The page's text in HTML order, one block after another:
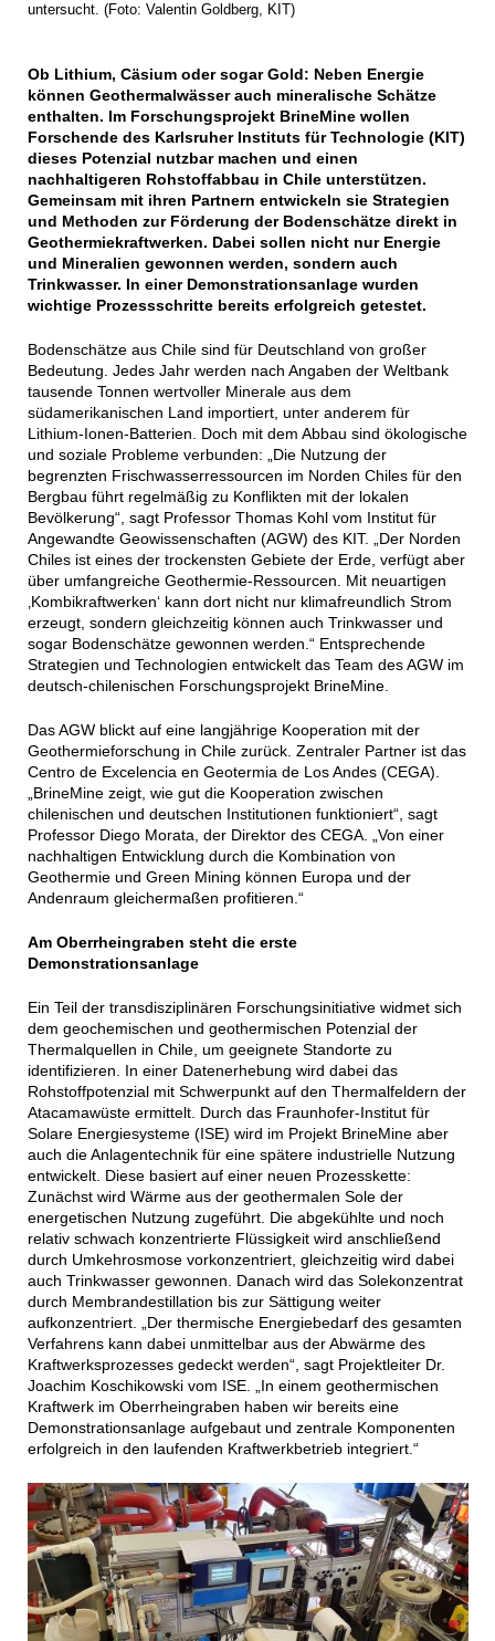
untersucht. (Foto: Valentin Goldberg, KIT)
Ob Lithium, Cäsium oder sogar Gold: Neben Energie
können Geothermalwässer auch mineralische Schätze
enthalten. Im Forschungsprojekt BrineMine wollen
Forschende des Karlsruher Instituts für Technologie (KIT)
dieses Potenzial nutzbar machen und einen
nachhaltigeren Rohstoffabbau in Chile unterstützen.
Gemeinsam mit ihren Partnern entwickeln sie Strategien
und Methoden zur Förderung der Bodenschätze direkt in
Geothermiekraftwerken. Dabei sollen nicht nur Energie
und Mineralien gewonnen werden, sondern auch
Trinkwasser. In einer Demonstrationsanlage wurden
wichtige Prozessschritte bereits erfolgreich getestet.
Bodenschätze aus Chile sind für Deutschland von großer
Bedeutung. Jedes Jahr werden nach Angaben der Weltbank
tausende Tonnen wertvoller Minerale aus dem
südamerikanischen Land importiert, unter anderem für
Lithium-Ionen-Batterien. Doch mit dem Abbau sind ökologische
und soziale Probleme verbunden: „Die Nutzung der
begrenzten Frischwasserressourcen im Norden Chiles für den
Bergbau führt regelmäßig zu Konflikten mit der lokalen
Bevölkerung“, sagt Professor Thomas Kohl vom Institut für
Angewandte Geowissenschaften (AGW) des KIT. „Der Norden
Chiles ist eines der trockensten Gebiete der Erde, verfügt aber
über umfangreiche Geothermie-Ressourcen. Mit neuartigen
‚Kombikraftwerken‘ kann dort nicht nur klimafreundlich Strom
erzeugt, sondern gleichzeitig können auch Trinkwasser und
sogar Bodenschätze gewonnen werden.“ Entsprechende
Strategien und Technologien entwickelt das Team des AGW im
deutsch-chilenischen Forschungsprojekt BrineMine.
Das AGW blickt auf eine langjährige Kooperation mit der
Geothermieforschung in Chile zurück. Zentraler Partner ist das
Centro de Excelencia en Geotermia de Los Andes (CEGA).
„BrineMine zeigt, wie gut die Kooperation zwischen
chilenischen und deutschen Institutionen funktioniert“, sagt
Professor Diego Morata, der Direktor des CEGA. „Von einer
nachhaltigen Entwicklung durch die Kombination von
Geothermie und Green Mining können Europa und der
Andenraum gleichermaßen profitieren.“
Am Oberrheingraben steht die erste
Demonstrationsanlage
Ein Teil der transdisziplinären Forschungsinitiative widmet sich
dem geochemischen und geothermischen Potenzial der
Thermalquellen in Chile, um geeignete Standorte zu
identifizieren. In einer Datenerhebung wird dabei das
Rohstoffpotenzial mit Schwerpunkt auf den Thermalfeldern der
Atacamawüste ermittelt. Durch das Fraunhofer-Institut für
Solare Energiesysteme (ISE) wird im Projekt BrineMine aber
auch die Anlagentechnik für eine spätere industrielle Nutzung
entwickelt. Diese basiert auf einer neuen Prozesskette:
Zunächst wird Wärme aus der geothermalen Sole der
energetischen Nutzung zugeführt. Die abgekühlte und noch
relativ schwach konzentrierte Flüssigkeit wird anschließend
durch Umkehrosmose vorkonzentriert, gleichzeitig wird dabei
auch Trinkwasser gewonnen. Danach wird das Solekonzentrat
durch Membrandestillation bis zur Sättigung weiter
aufkonzentriert. „Der thermische Energiebedarf des gesamten
Verfahrens kann dabei unmittelbar aus der Abwärme des
Kraftwerksprozesses gedeckt werden“, sagt Projektleiter Dr.
Joachim Koschikowski vom ISE. „In einem geothermischen
Kraftwerk im Oberrheingraben haben wir bereits eine
Demonstrationsanlage aufgebaut und zentrale Komponenten
erfolgreich in den laufenden Kraftwerkbetrieb integriert.“